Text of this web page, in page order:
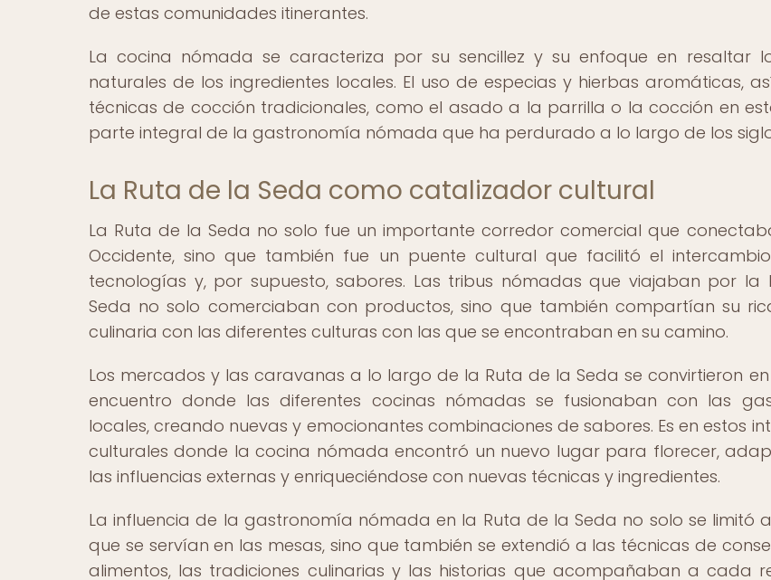
de estas comunidades itinerantes.
La cocina nómada se caracteriza por su sencillez y su enfoque en resaltar
naturales de los ingredientes locales. El uso de especias y hierbas aromáticas,
técnicas de cocción tradicionales, como el asado a la parrilla o la cocción en
parte integral de la gastronomía nómada que ha perdurado a lo largo de los
La Ruta de la Seda como catalizador cultural
La Ruta de la Seda no solo fue un importante corredor comercial que
Occidente, sino que también fue un puente cultural que facilitó el
tecnologías y, por supuesto, sabores. Las tribus nómadas que viajaban por la
Seda no solo comerciaban con productos, sino que también compartían su
culinaria con las diferentes culturas con las que se encontraban en su camino.
Los mercados y las caravanas a lo largo de la Ruta de la Seda se convirtieron
encuentro donde las diferentes cocinas nómadas se fusionaban con las
locales, creando nuevas y emocionantes combinaciones de sabores. Es en estos
culturales donde la cocina nómada encontró un nuevo lugar para florecer,
las influencias externas y enriqueciéndose con nuevas técnicas y ingredientes.
La influencia de la gastronomía nómada en la Ruta de la Seda no solo se limitó
que se servían en las mesas, sino que también se extendió a las técnicas de
alimentos, las tradiciones culinarias y las historias que acompañaban a cada